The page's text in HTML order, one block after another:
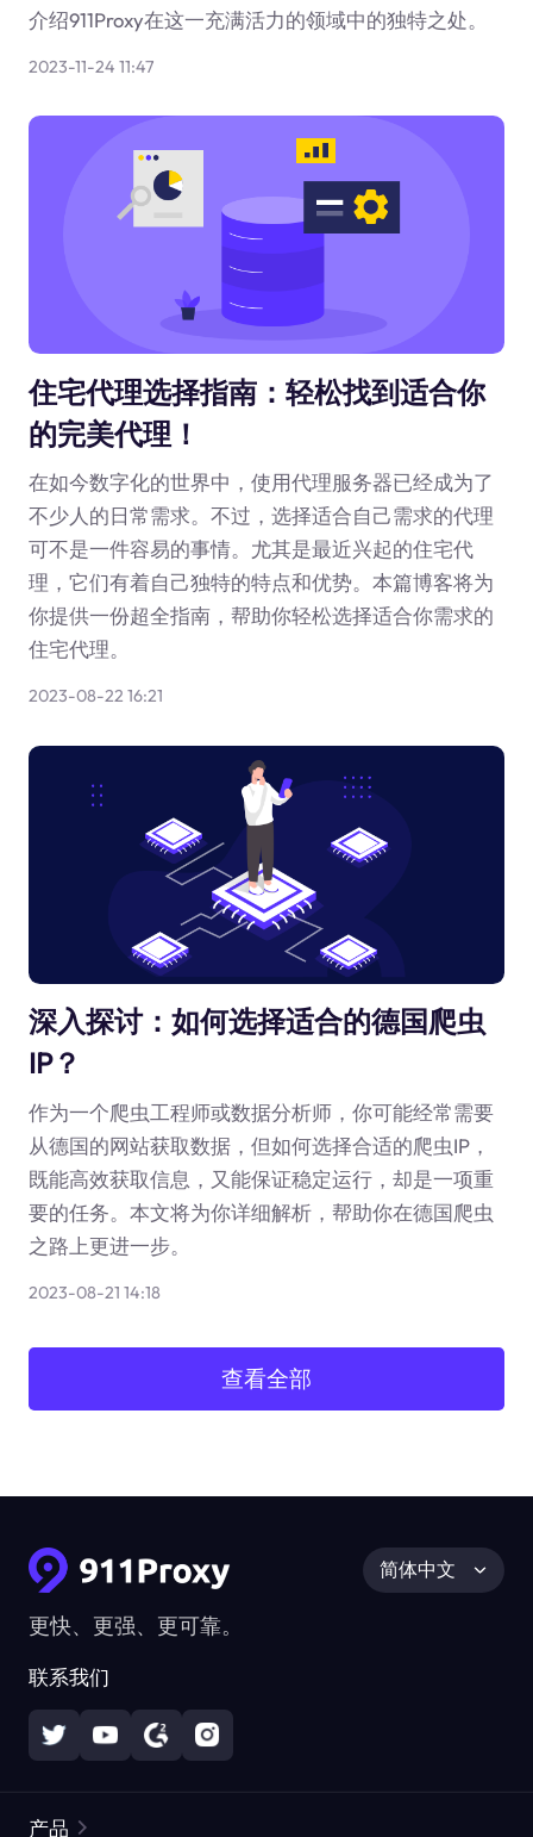
介绍911Proxy在这一充满活力的领域中的独特之处。
2023-11-24 11:47
住宅代理选择指南：轻松找到适合你
的完美代理！
在如今数字化的世界中，使用代理服务器已经成为了
不少人的日常需求。不过，选择适合自己需求的代理
可不是一件容易的事情。尤其是最近兴起的住宅代
理，它们有着自己独特的特点和优势。本篇博客将为
你提供一份超全指南，帮助你轻松选择适合你需求的
住宅代理。
2023-08-22 16:21
深入探讨：如何选择适合的德国爬虫
IP？
作为一个爬虫工程师或数据分析师，你可能经常需要
从德国的网站获取数据，但如何选择合适的爬虫IP，
既能高效获取信息，又能保证稳定运行，却是一项重
要的任务。本文将为你详细解析，帮助你在德国爬虫
之路上更进一步。
2023-08-21 14:18
查看全部
更快、更强、更可靠。
联系我们
简体中文
产品